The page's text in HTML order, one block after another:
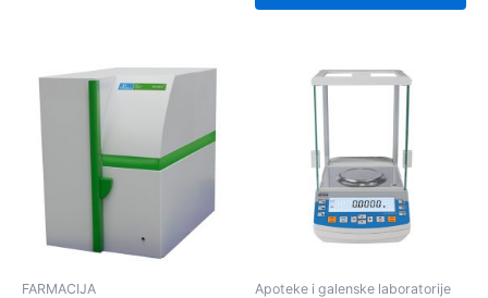
FARMACIJA Apoteke i galenske laboratorije